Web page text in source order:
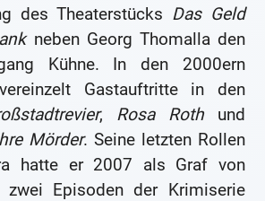
des Theaterstücks Das Geld
neben Georg Thomalla den
Kühne. In den 2000ern
Gastauftritte in den
, Rosa Rothund
Mörder. Seine letzten Rollen
hatte er 2007 als Graf von
zwei Episoden der Krimiserie